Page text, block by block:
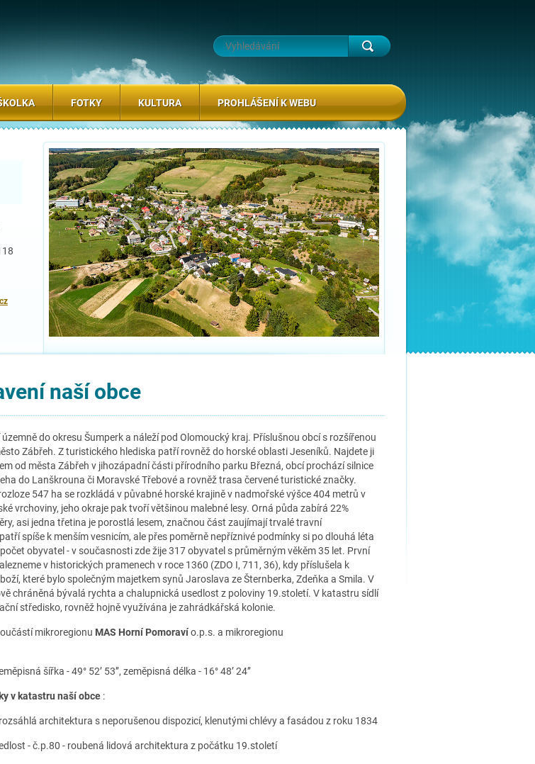
naší obce
do okresu Šumperk a náleží pod Olomoucký kraj. Příslušnou obcí s rozšířenou
Zábřeh. Z turistického hlediska patří rovněž do horské oblasti Jeseníků. Najdete ji
od města Zábřeh v jihozápadní části přírodního parku Březná, obcí prochází silnice
do Lanškrouna či Moravské Třebové a rovněž trasa červené turistické značky.
547 ha se rozkládá v půvabné horské krajině v nadmořské výšce 404 metrů v
vrchoviny, jeho okraje pak tvoří většinou malebné lesy. Orná půda zabírá 22%
asi jedna třetina je porostlá lesem, značnou část zaujímají trvalé travní
spíše k menším vesnicím, ale přes poměrně nepříznivé podmínky si po dlouhá léta
obyvatel - v současnosti zde žije 317 obyvatel s průměrným věkěm 35 let. První
v historických pramenech v roce 1360 (ZDO I, 711, 36), kdy příslušela k
které bylo společným majetkem synů Jaroslava ze Šternberka, Zdeňka a Smila. V
chráněná bývalá rychta a chalupnická usedlost z poloviny 19.století. V katastru sídlí
středisko, rovněž hojně využívána je zahrádkářská kolonie.
mikroregionu MAS Horní Pomoravío.p.s. a mikroregionu
šířka - 49° 52’ 53’’, zeměpisná délka - 16° 48’ 24’’
v katastru naší obce :
architektura s neporušenou dispozicí, klenutými chlévy a fasádou z roku 1834
- č.p.80 - roubená lidová architektura z počátku 19.století
FOTKY KULTURA PROHLÁŠENÍ K WEBU